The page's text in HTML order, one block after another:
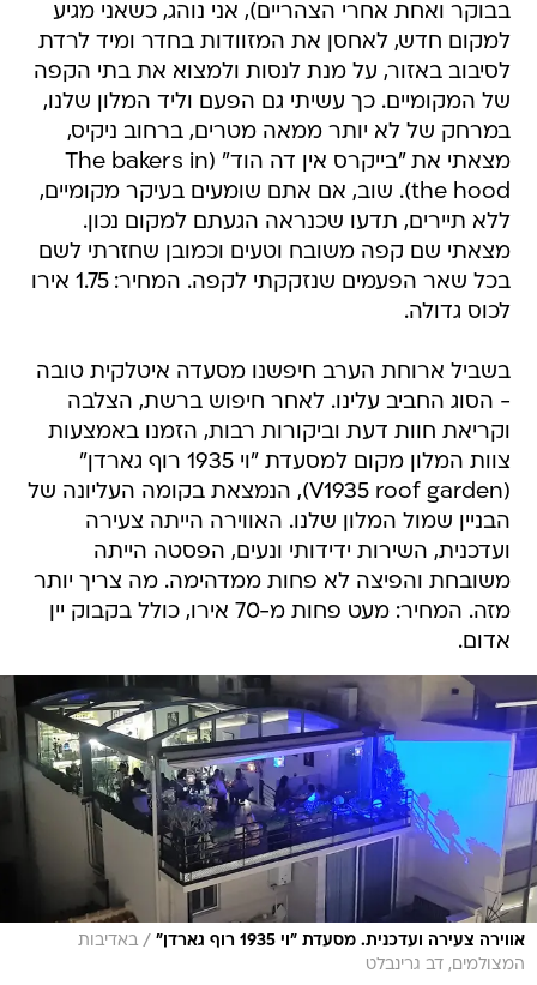
בבוקר ואחת אחרי הצהריים), אני נוהג, כשאני מגיע
למקום חדש, לאחסן את המזוודות בחדר ומיד לרדת
לסיבוב באזור, על מנת לנסות ולמצוא את בתי הקפה
של המקומיים. כך עשיתי גם הפעם וליד המלון שלנו,
במרחק של לא יותר ממאה מטרים, ברחוב ניקיס,
מצאתי את "בייקרס אין דה הוד" (The bakers in
the hood). שוב, אם אתם שומעים בעיקר מקומיים,
ללא תיירים, תדעו שכנראה הגעתם למקום נכון.
מצאתי שם קפה משובח וטעים וכמובן שחזרתי לשם
בכל שאר הפעמים שנזקקתי לקפה. המחיר: 1.75 אירו
לכוס גדולה.
בשביל ארוחת הערב חיפשנו מסעדה איטלקית טובה
- הסוג החביב עלינו. לאחר חיפוש ברשת, הצלבה
וקריאת חוות דעת וביקורות רבות, הזמנו באמצעות
צוות המלון מקום למסעדת "וי 1935 רוף גארדן"
(V1935 roof garden), הנמצאת בקומה העליונה של
הבניין שמול המלון שלנו. האווירה הייתה צעירה
ועדכנית, השירות ידידותי ונעים, הפסטה הייתה
משובחת והפיצה לא פחות ממדהימה. מה צריך יותר
מזה. המחיר: מעט פחות מ-70 אירו, כולל בקבוק יין
אדום.
אווירה צעירה ועדכנית. מסעדת "וי 1935 רוף גארדן" / באדיבות
המצולמים, דב גרינבלט